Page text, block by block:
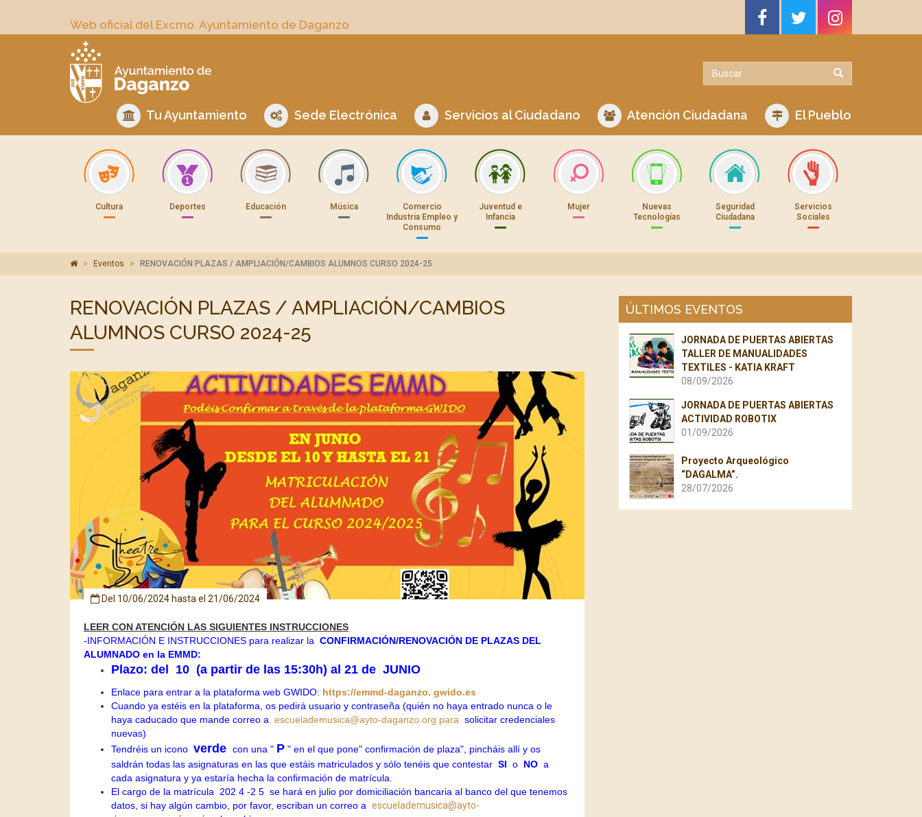
Web oficial del Excmo. Ayuntamiento de Daganzo
Tu Ayuntamiento Sede Electrónica Servicios al Ciudadano Atención Ciudadana El Pueblo
Cultura Deportes Educación Música
Comercio
Industria Empleo y
Consumo
Juventud e
Infancia
Mujer
Nuevas
Tecnologías
Seguridad
Ciudadana
Servicios
Sociales
Eventos RENOVACIÓN PLAZAS / AMPLIACIÓN/CAMBIOS ALUMNOS CURSO 2024-25
RENOVACIÓN PLAZAS / AMPLIACIÓN/CAMBIOS
ALUMNOS CURSO 2024-25
Del 10/06/2024 hasta el 21/06/2024
LEER CON ATENCIÓN LAS SIGUIENTES INSTRUCCIONES
-INFORMACIÓN E INSTRUCCIONES para realizar la CONFIRMACIÓN/RENOVACIÓN DE PLAZAS DEL
ALUMNADO en la EMMD:
Plazo: del 10 (a partir de las 15:30h) al 21 de JUNIO
Enlace para entrar a la plataforma web GWIDO: https://emmd-daganzo. gwido.es
Cuando ya estéis en la plataforma, os pedirá usuario y contraseña (quién no haya entrado nunca o le
haya caducado que mande correo a escuelademusica@ayto-daganzo.org para solicitar credenciales
nuevas)
Tendréis un icono verde con una " P " en el que pone" confirmación de plaza", pincháis allí y os
saldrán todas las asignaturas en las que estáis matriculados y sólo tenéis que contestar SI o NO a
cada asignatura y ya estaría hecha la confirmación de matrícula.
El cargo de la matrícula
202 4 -2 5 se hará en julio por domiciliación bancaria al banco del que tenemos
datos, si hay algún cambio, por favor, escriban un correo a escuelademusica@ayto-
ÚLTIMOS EVENTOS
JORNADA DE PUERTAS ABIERTAS
TALLER DE MANUALIDADES
TEXTILES - KATIA KRAFT
08/09/2026
JORNADA DE PUERTAS ABIERTAS
ACTIVIDAD ROBOTIX
01/09/2026
Proyecto Arqueológico
“DAGALMA”.
28/07/2026